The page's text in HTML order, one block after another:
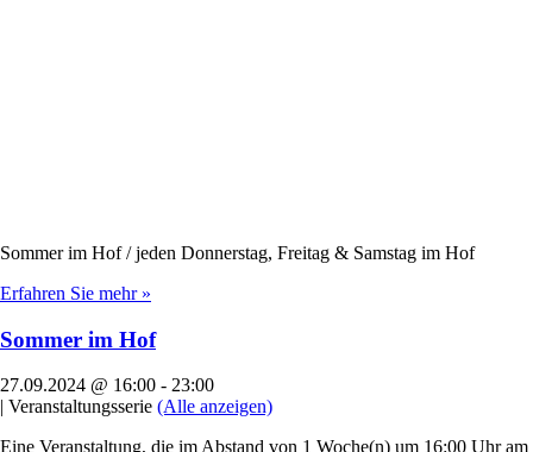
Sommer im Hof / jeden Donnerstag, Freitag & Samstag im Hof
Erfahren Sie mehr »
Sommer im Hof
27.09.2024 @ 16:00 - 23:00
| Veranstaltungsserie (Alle anzeigen)
Eine Veranstaltung, die im Abstand von 1 Woche(n) um 16:00 Uhr am